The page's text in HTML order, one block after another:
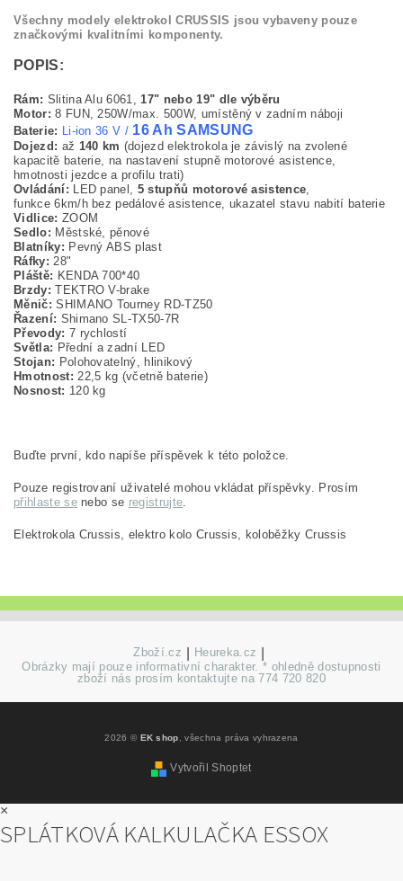
Všechny modely elektrokol CRUSSIS jsou vybaveny pouze
značkovými kvalitními komponenty.
POPIS:
Rám: Slitina Alu 6061,17" nebo 19" dle výběru
Motor: 8 FUN, 250W/max. 500W, umístěný v zadním náboji
Baterie: Li-ion 36 V / 16 Ah SAMSUNG
Dojezd: až 140 km (dojezd elektrokola je závislý na zvolené
kapacitě baterie, na nastavení stupně motorové asistence,
hmotnosti jezdce a profilu trati)
Ovládání: LED panel, 5 stupňů motorové asistence,
funkce 6km/h bez pedálové asistence, ukazatel stavu nabití baterie
Vidlice: ZOOM
Sedlo: Městské, pěnové
Blatníky: Pevný ABS plast
Ráfky: 28"
Pláště: KENDA 700*40
Brzdy: TEKTRO V-brake
Měnič: SHIMANO Tourney RD-TZ50
Řazení: Shimano SL-TX50-7R
Převody: 7 rychlostí
Světla: Přední a zadní LED
Stojan: Polohovatelný, hlinikový
Hmotnost: 22,5 kg (včetně baterie)
Nosnost: 120 kg
Buďte první, kdo napíše příspěvek k této položce.
Pouze registrovaní uživatelé mohou vkládat příspěvky. Prosím
přihlaste senebo se registrujte.
Elektrokola Crussis, elektro kolo Crussis, koloběžky Crussis
Zboží.cz Heureka.cz
Obrázky mají pouze informativní charakter. * ohledně dostupnosti
zboží nás prosím kontaktujte na 774 720 820
2026 © EK shop, všechna práva vyhrazena
Vytvořil Shoptet
×
SPLÁTKOVÁ KALKULAČKA ESSOX